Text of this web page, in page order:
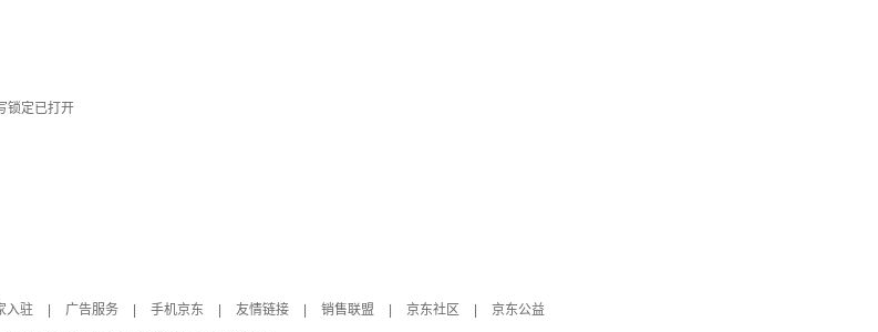
锁定已打开
入驻 广告服务 手机京东 友情链接 销售联盟 京东社区
京东公益